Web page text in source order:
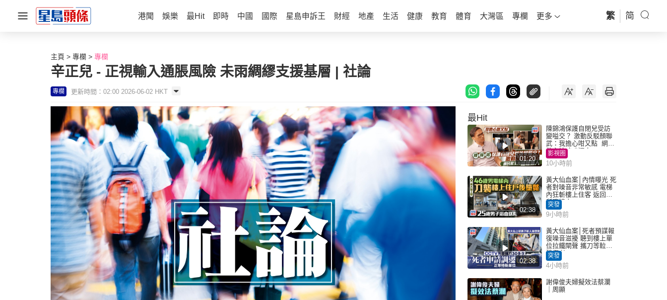
港聞 娛樂 最Hit 即時 中國 國際 星島申訴王 財經 地產 生活 健康 教育 體育 大灣區 專欄 更多 繁 简
主頁 專欄 專欄
辛正兒 - 正視輸入通脹風險 未雨綢繆支援基層 | 社論
專欄 更新時間：02:00 2026-06-02 HKT
最Hit
01:20
陳錦鴻保護自閉兒受訪
變嗌交？ 激動反駁顏聯
武：我擔心咁又點 網民
批主持咄咄逼人
影視圈
10小時前
02:38
黃大仙血案│內情曝光 死
者對噪音非常敏感 電梯
內狂斬樓上住客 返回住
所墮樓亡
突發
9小時前
02:38
黃大仙血案│死者預謀報
復噪音滋擾 聽到樓上單
位拉鐵閘聲 攜刀等𨋢伏
擊傷者
突發
4小時前
謝偉俊夫婦擬效法蔡瀾
｜周顯